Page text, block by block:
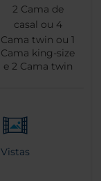
2 Cama de
casal ou 4
Cama twin ou1
Cama king-size
e 2 Cama twin
Vistas